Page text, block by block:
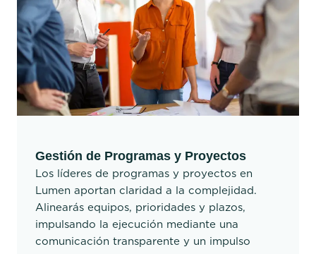
Gestión de Programas y Proyectos
Los líderes de programas y proyectos en
Lumen aportan claridad a la complejidad.
Alinearás equipos, prioridades y plazos,
impulsando la ejecución mediante una
comunicación transparente y un impulso